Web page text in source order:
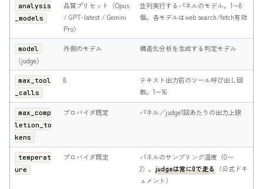
analysis
_models
品質プリセット（Opus
/ GPT-latest / Gemini
Pro）
並列実行するパネルのモデル。1〜8
個。各モデルはweb search/fetch有効
model
（judge）
外側のモデル 構造化分析を生成する判定モデル
max_tool
_calls
8
テキスト出力前のツール呼び出し回
数。1〜16
max_comp
letion_to
kens
プロバイダ既定 パネル／judge1回あたりの出力上限
temperat
ure
プロバイダ既定
パネルのサンプリング温度（0〜
2）。 judgeは常に0で走る （公式ドキ
ュメント）